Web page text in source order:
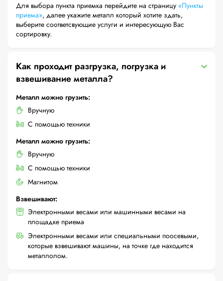
Для выбора пункта приемка перейдите на страницу «Пункты
приема», далее укажите металл который хотите здать,
выберите соответсвующие услуги и интересующую Вас
сортировку.
Как проходит разгрузка, погрузка и
взвешивание металла?
Металл можно грузить:
Вручную
С помощью техники
Металл можно грузить:
Вручную
С помощью техники
Магнитом
Взвешивают:
Электронными весами или машинными весами на
площадке приема
Электронными весами или специальными поосевыми,
которые взвешивают машины, на точке где находится
металлолом.